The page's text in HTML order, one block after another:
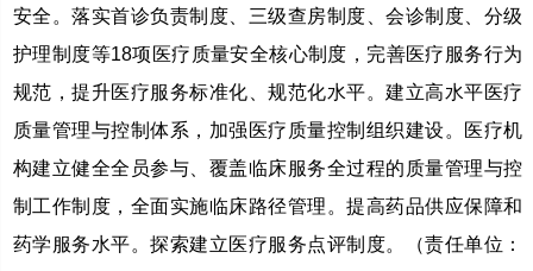
安全。落实首诊负责制度、三级查房制度、会诊制度、分级
护理制度等18项医疗质量安全核心制度，完善医疗服务行为
规范，提升医疗服务标准化、规范化水平。建立高水平医疗
质量管理与控制体系，加强医疗质量控制组织建设。医疗机
构建立健全全员参与、覆盖临床服务全过程的质量管理与控
制工作制度，全面实施临床路径管理。提高药品供应保障和
药学服务水平。探索建立医疗服务点评制度。（责任单位：